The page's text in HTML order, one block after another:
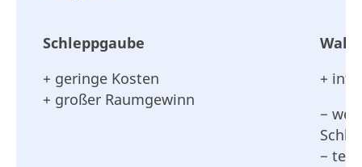
Schleppgaube
+ geringe Kosten
+ großer Raumgewinn
+
−
−